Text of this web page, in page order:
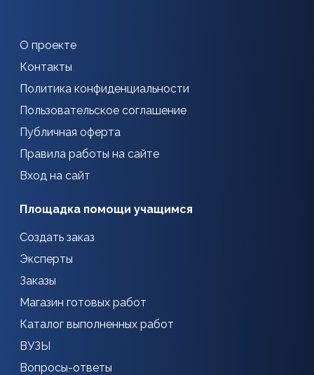
О проекте
Контакты
Политика конфиденциальности
Пользовательское соглашение
Публичная оферта
Правила работы на сайте
Вход на сайт
Площадка помощи учащимся
Создать заказ
Эксперты
Заказы
Магазин готовых работ
Каталог выполненных работ
ВУЗЫ
Вопросы-ответы